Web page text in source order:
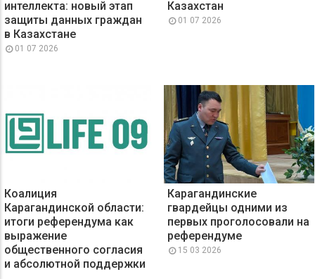
интеллекта: новый этап
защиты данных граждан
в Казахстане
01 07 2026
Казахстан
01 07 2026
Коалиция
Карагандинской области:
итоги референдума как
выражение
общественного согласия
и абсолютной поддержки
Карагандинские
гвардейцы одними из
первых проголосовали на
референдуме
15 03 2026